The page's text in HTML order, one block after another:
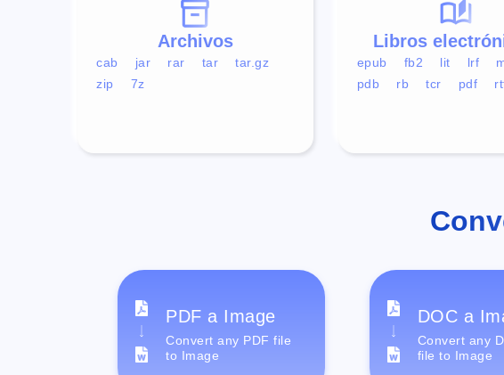
Libros
epub fb2 lit lrf
pdb
rb tcr pdf
Archivos
cab jar rar tar
tar.gz
zip
7z
PDF a Image
Convert any PDF file
to Image
DOC a
Convert any
file to Image